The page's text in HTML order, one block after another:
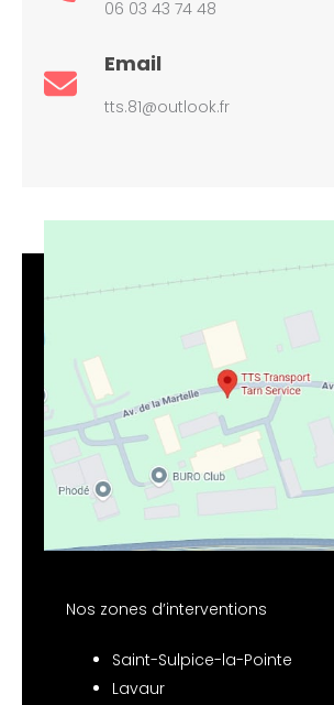
06 03 43 74 48
Email
tts.81@outlook.fr
Nos zones d’interventions
Saint-Sulpice-la-Pointe
Lavaur